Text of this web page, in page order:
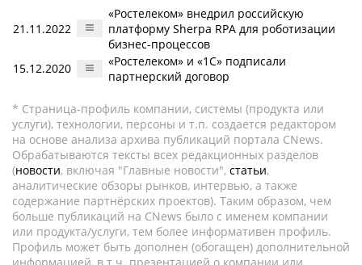
21.11.2022
«Ростелеком» внедрил российскую
платформу Sherpa RPA для роботизации
бизнес-процессов
15.12.2020
«Ростелеком» и «1С» подписали
партнерский договор
* Страница-профиль компании, системы (продукта или
услуги), технологии, персоны и т.п. создается редактором
на основе анализа архива публикаций портала CNews.
Обрабатываются тексты всех редакционных разделов
(новости, включая "Главные новости", статьи,
аналитические обзоры рынков, интервью, а также
содержание партнёрских проектов). Таким образом, чем
больше публикаций на CNews было с именем компании
или продукта/услуги, тем более информативен профиль.
Профиль может быть дополнен (обогащен) дополнительной